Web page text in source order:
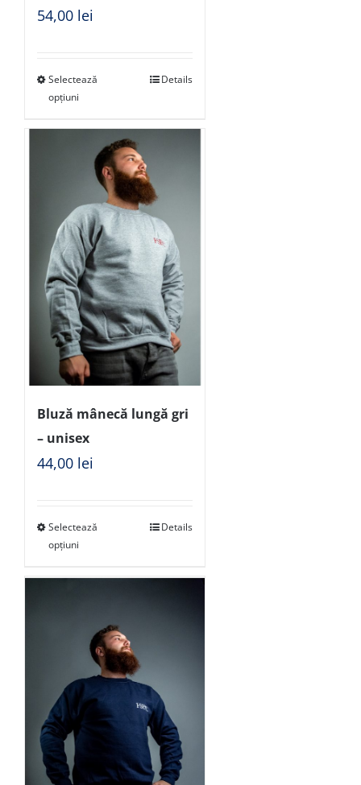
54,00 lei
Selectează
opțiuni
Details
Bluză mânecă lungă gri
– unisex
44,00 lei
Selectează
opțiuni
Details